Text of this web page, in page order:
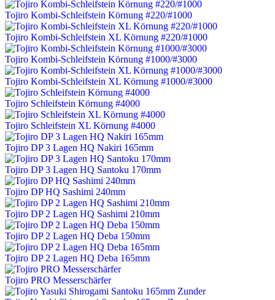
Tojiro Kombi-Schleifstein Körnung #220/#1000
Tojiro Kombi-Schleifstein XL Körnung #220/#1000
Tojiro Kombi-Schleifstein Körnung #1000/#3000
Tojiro Kombi-Schleifstein XL Körnung #1000/#3000
Tojiro Schleifstein Körnung #4000
Tojiro Schleifstein XL Körnung #4000
Tojiro DP 3 Lagen HQ Nakiri 165mm
Tojiro DP 3 Lagen HQ Santoku 170mm
Tojiro DP HQ Sashimi 240mm
Tojiro DP 2 Lagen HQ Sashimi 210mm
Tojiro DP 2 Lagen HQ Deba 150mm
Tojiro DP 2 Lagen HQ Deba 165mm
Tojiro PRO Messerschärfer